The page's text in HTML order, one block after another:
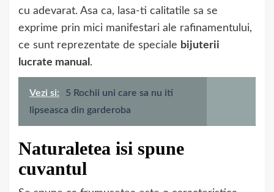
cu adevarat. Asa ca, lasa-ti calitatile sa se
exprime prin mici manifestari ale rafinamentului,
ce sunt reprezentate de speciale bijuterii
lucrate manual .
Vezi si:
5 Rochii uni care sa nu iti
lipseasca din garderoba
Naturaletea isi spune
cuvantul